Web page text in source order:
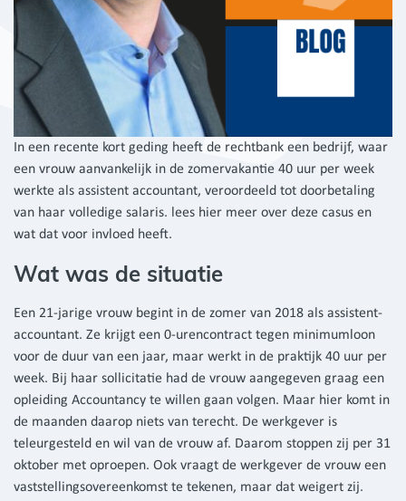
In een recente kort geding heeft de rechtbank een bedrijf, waar
een vrouw aanvankelijk in de zomervakantie 40 uur per week
werkte als assistent accountant, veroordeeld tot doorbetaling
van haar volledige salaris. lees hier meer over deze casus en
wat dat voor invloed heeft.
Wat was de situatie
Een 21-jarige vrouw begint in de zomer van 2018 als assistent-
accountant. Ze krijgt een 0-urencontract tegen minimumloon
voor de duur van een jaar, maar werkt in de praktijk 40 uur per
week. Bij haar sollicitatie had de vrouw aangegeven graag een
opleiding Accountancy te willen gaan volgen. Maar hier komt in
de maanden daarop niets van terecht. De werkgever is
teleurgesteld en wil van de vrouw af. Daarom stoppen zij per 31
oktober met oproepen. Ook vraagt de werkgever de vrouw een
vaststellingsovereenkomst te tekenen, maar dat weigert zij.